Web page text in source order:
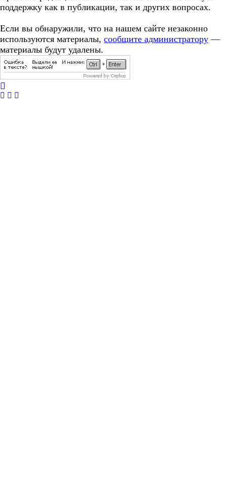
поддержку как в публикации, так и других вопросах.
Если вы обнаружили, что на нашем сайте незаконно
используются материалы, сообщите администратору —
материалы будут удалены.